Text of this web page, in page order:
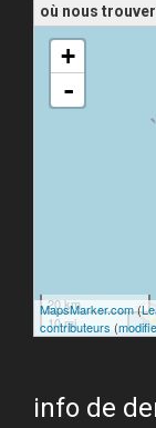
où nous trouver
chargement de la
+
-
20 km
10 mi
MapsMarker.com(
contributeurs (
info de